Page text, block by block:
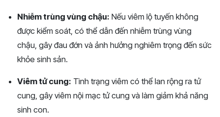
Nhiễm trùng vùng chậu: Nếu viêm lộ tuyến không
được kiểm soát, có thể dẫn đến nhiễm trùng vùng
chậu, gây đau đớn và ảnh hưởng nghiêm trọng đến sức
khỏe sinh sản.
Viêm tử cung: Tình trạng viêm có thể lan rộng ra tử
cung, gây viêm nội mạc tử cung và làm giảm khả năng
sinh con.